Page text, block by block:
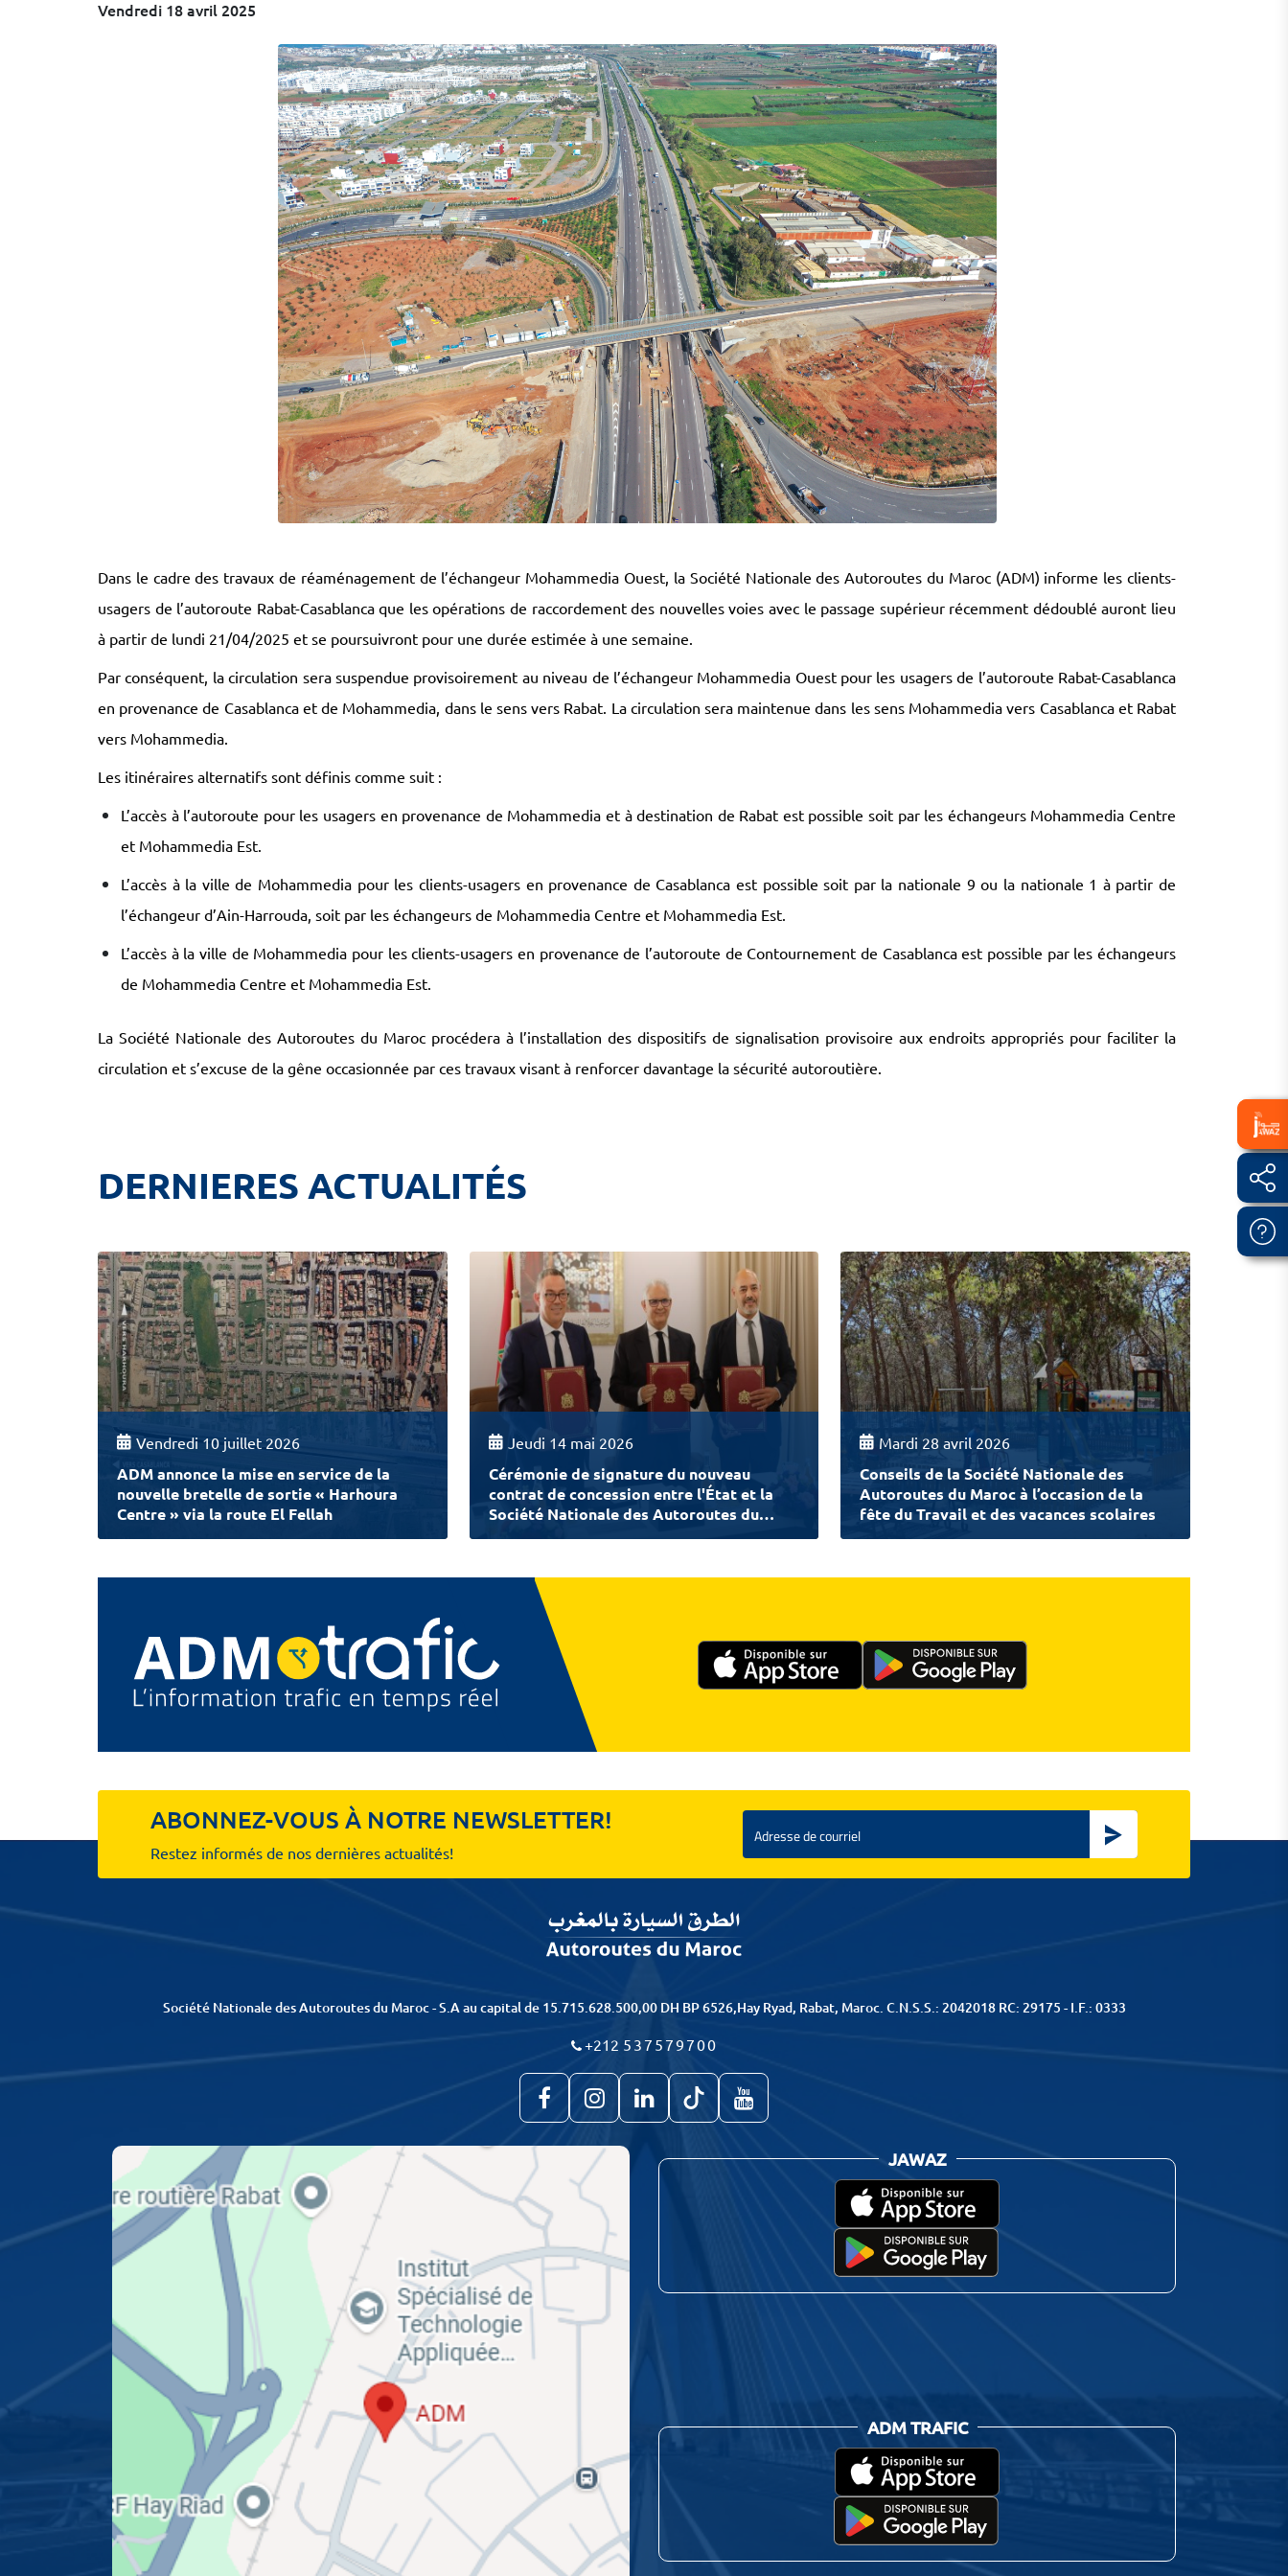
Tetouan-Fnideq
Vendredi 18 avril 2025
Dans le cadre des travaux de réaménagement de l’échangeur Mohammedia Ouest, la Société Nationale des Autoroutes du Maroc (ADM) informe les clients-
usagers de l’autoroute Rabat-Casablanca que les opérations de raccordement des nouvelles voies avec le passage supérieur récemment dédoublé auront lieu
à partir de lundi 21/04/2025 et se poursuivront pour une durée estimée à une semaine.
Par conséquent, la circulation sera suspendue provisoirement au niveau de l’échangeur Mohammedia Ouest pour les usagers de l’autoroute Rabat-Casablanca
en provenance de Casablanca et de Mohammedia, dans le sens vers Rabat. La circulation sera maintenue dans les sens Mohammedia vers Casablanca et Rabat
vers Mohammedia.
Les itinéraires alternatifs sont définis comme suit :
L’accès à l’autoroute pour les usagers en provenance de Mohammedia et à destination de Rabat est possible soit par les échangeurs Mohammedia Centre
et Mohammedia Est.
L’accès à la ville de Mohammedia pour les clients-usagers en provenance de Casablanca est possible soit par la nationale 9 ou la nationale 1 à partir de
l’échangeur d’Ain-Harrouda, soit par les échangeurs de Mohammedia Centre et Mohammedia Est.
L’accès à la ville de Mohammedia pour les clients-usagers en provenance de l’autoroute de Contournement de Casablanca est possible par les échangeurs
de Mohammedia Centre et Mohammedia Est.
La Société Nationale des Autoroutes du Maroc procédera à l’installation des dispositifs de signalisation provisoire aux endroits appropriés pour faciliter la
circulation et s’excuse de la gêne occasionnée par ces travaux visant à renforcer davantage la sécurité autoroutière.
DERNIERES ACTUALITÉS
Vendredi 10 juillet 2026
ADM annonce la mise en service de la
nouvelle bretelle de sortie « Harhoura
Centre » via la route El Fellah
Jeudi 14 mai 2026
Cérémonie de signature du nouveau
contrat de concession entre l'État et la
Société Nationale des Autoroutes du
Maroc
Mardi 28 avril 2026
Conseils de la Société Nationale des
Autoroutes du Maroc à l’occasion de la
fête du Travail et des vacances scolaires
ABONNEZ-VOUS À NOTRE NEWSLETTER!
Restez informés de nos dernières actualités!
Société Nationale des Autoroutes du Maroc - S.A au capital de 15.715.628.500,00 DH BP 6526,Hay Ryad, Rabat, Maroc. C.N.S.S.: 2042018 RC: 29175 - I.F.: 0333
+212 537579700
JAWAZ
ADM TRAFIC